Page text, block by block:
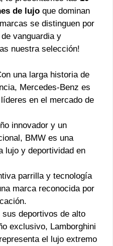
de lujo que dominan
se distinguen por
vanguardia y
nuestra selección!
una larga historia de
Mercedes-Benz es
en el mercado de
innovador y un
BMW es una
lujo y deportividad en
parrilla y tecnología
marca reconocida por
sus deportivos de alto
exclusivo, Lamborghini
el lujo extremo